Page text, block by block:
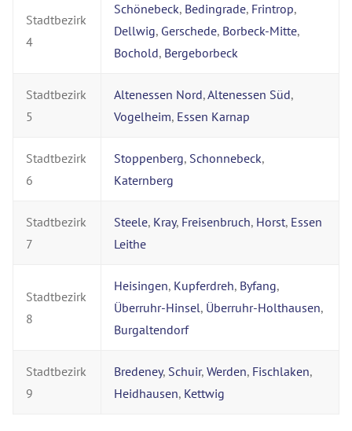
Stadtbezirk
4
Schönebeck, Bedingrade, Frintrop,
Dellwig, Gerschede, Borbeck-Mitte,
Bochold, Bergeborbeck
Stadtbezirk
5
Altenessen Nord,Altenessen Süd,
Vogelheim, Essen Karnap
Stadtbezirk
6
Stoppenberg, Schonnebeck,
Katernberg
Stadtbezirk
7
Steele, Kray, Freisenbruch, Horst, Essen
Leithe
Stadtbezirk
8
Heisingen, Kupferdreh, Byfang,
Überruhr-Hinsel, Überruhr-Holthausen,
Burgaltendorf
Stadtbezirk
9
Bredeney, Schuir, Werden, Fischlaken,
Heidhausen, Kettwig